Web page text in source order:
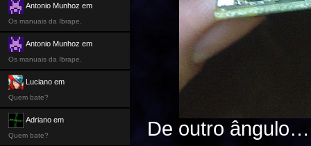
De outro
Antonio Munhoz em
Os manuais da Ibrape.
Antonio Munhoz em
Os manuais da Ibrape.
Luciano em
Quem bate?
Adriano em
Quem bate?